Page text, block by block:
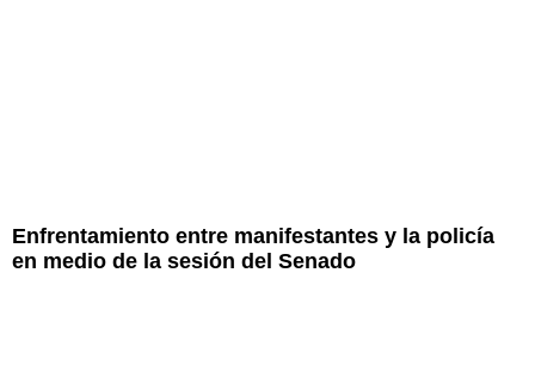
Enfrentamiento entre manifestantes y la policía
en medio de la sesión del Senado